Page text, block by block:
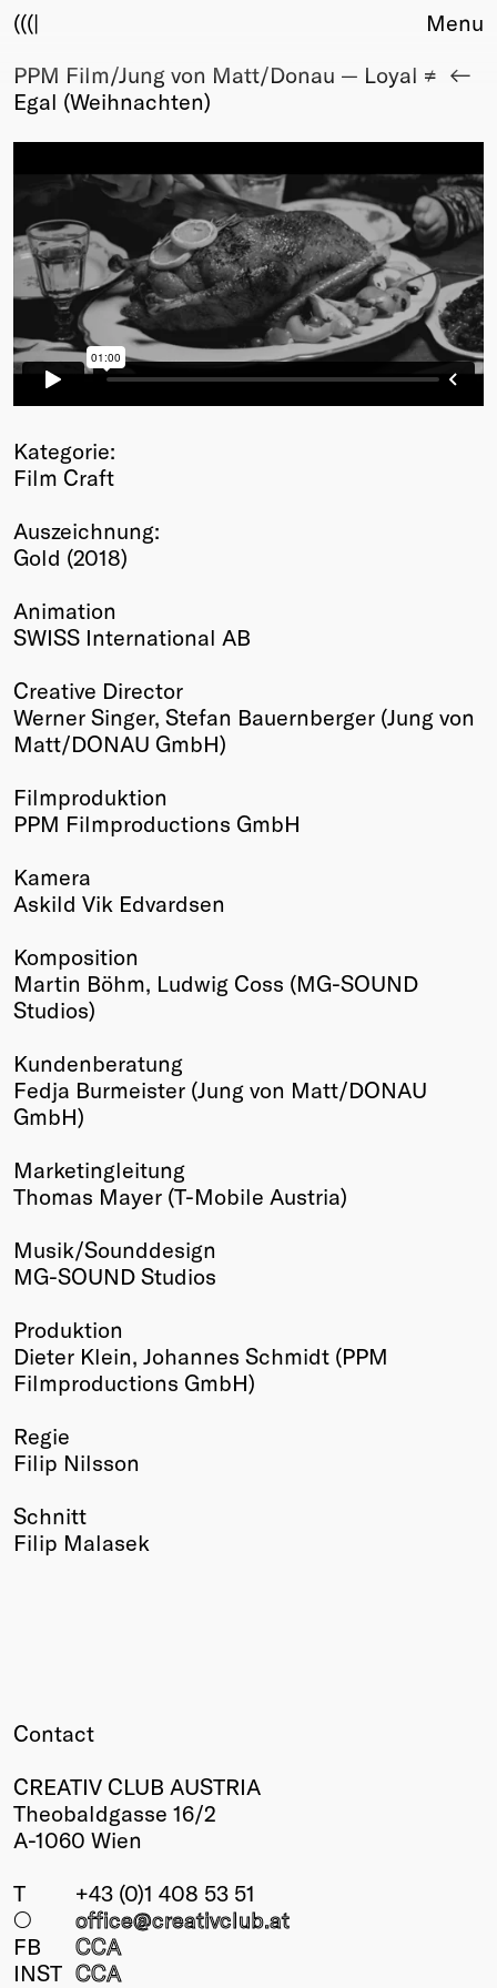
(((|
About
Club
Fair Work
Events
Upcoming
Past
Membership
Info
Young Creatives
Friends of Creativity
Winners
2026
Annual
Menu
PPM Film/Jung von Matt/Donau — Loyal ≠
Egal (Weihnachten)
Kategorie:
Film Craft
Auszeichnung:
Gold (2018)
Animation
SWISS International AB
Creative Director
Werner Singer, Stefan Bauernberger (Jung von
Matt/DONAU GmbH)
Filmproduktion
PPM Filmproductions GmbH
Kamera
Askild Vik Edvardsen
Komposition
Martin Böhm, Ludwig Coss (MG-SOUND
Studios)
Kundenberatung
Fedja Burmeister (Jung von Matt/DONAU
GmbH)
Marketingleitung
Thomas Mayer (T-Mobile Austria)
Musik/Sounddesign
MG-SOUND Studios
Produktion
Dieter Klein, Johannes Schmidt (PPM
Filmproductions GmbH)
Regie
Filip Nilsson
Schnitt
Filip Malasek
Contact
CREATIV CLUB AUSTRIA
Theobaldgasse 16/2
A-1060 Wien
T
+43 (0)1 408 53 51
○
office@creativclub.at
FB
CCA
INST CCA